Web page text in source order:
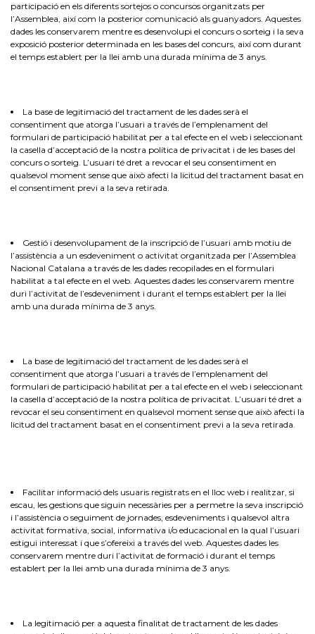
participació en els diferents sortejos o concursos organitzats per
l’Assemblea, així com la posterior comunicació als guanyadors. Aquestes
dades les conservarem mentre es desenvolupi el concurs o sorteig i la seva
exposició posterior determinada en les bases del concurs, així com durant
el temps establert per la llei amb una durada mínima de 3 anys.
La base de legitimació del tractament de les dades serà el
consentiment que atorga l’usuari a través de l’emplenament del
formulari de participació habilitat per a tal efecte en el web i seleccionant
la casella d’acceptació de la nostra política de privacitat i de les bases del
concurs o sorteig. L’usuari té dret a revocar el seu consentiment en
qualsevol moment sense que això afecti la licitud del tractament basat en
el consentiment previ a la seva retirada.
Gestió i desenvolupament de la inscripció de l’usuari amb motiu de
l’assistència a un esdeveniment o activitat organitzada per l’Assemblea
Nacional Catalana a través de les dades recopilades en el formulari
habilitat a tal efecte en el web. Aquestes dades les conservarem mentre
duri l’activitat de l’esdeveniment i durant el temps establert per la llei
amb una durada mínima de 3 anys.
La base de legitimació del tractament de les dades serà el
consentiment que atorga l’usuari a través de l’emplenament del
formulari de participació habilitat per a tal efecte en el web i seleccionant
la casella d’acceptació de la nostra política de privacitat. L’usuari té dret a
revocar el seu consentiment en qualsevol moment sense que això afecti la
licitud del tractament basat en el consentiment previ a la seva retirada.
Facilitar informació dels usuaris registrats en el lloc web i realitzar, si
escau, les gestions que siguin necessàries per a permetre la seva inscripció
i l’assistència o seguiment de jornades, esdeveniments i qualsevol altra
activitat formativa, social, informativa i/o educacional en la qual l’usuari
estigui interessat i que s’ofereixi a través del web. Aquestes dades les
conservarem mentre duri l’activitat de formació i durant el temps
establert per la llei amb una durada mínima de 3 anys.
La legitimació per a aquesta finalitat de tractament de les dades